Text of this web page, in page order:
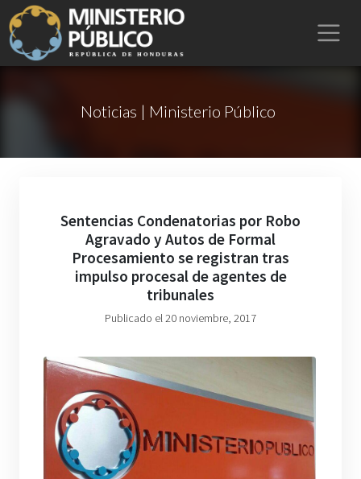
Noticias | Ministerio Público
Sentencias Condenatorias por Robo
Agravado y Autos de Formal
Procesamiento se registran tras
impulso procesal de agentes de
tribunales
Publicado el 20 noviembre, 2017